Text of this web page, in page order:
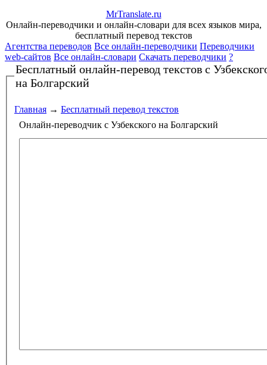
MrTranslate.ru
Онлайн-переводчики и онлайн-словари для всех языков мира,
бесплатный перевод текстов
Агентства переводов Все онлайн-переводчики Переводчики
web-сайтов Все онлайн-словари Скачать переводчики ?
Бесплатный онлайн-перевод текстов с
на Болгарский
Главная → Бесплатный перевод текстов
Онлайн-переводчик с Узбекского на Болгарский